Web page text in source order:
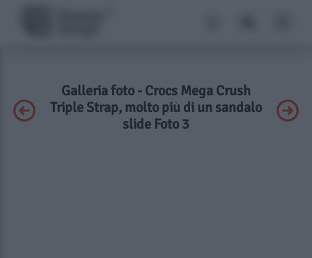
Galleria foto - Crocs Mega Crush
Triple Strap, molto più di un sandalo
slide Foto 3